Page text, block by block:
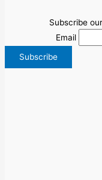
Subscribe
Email